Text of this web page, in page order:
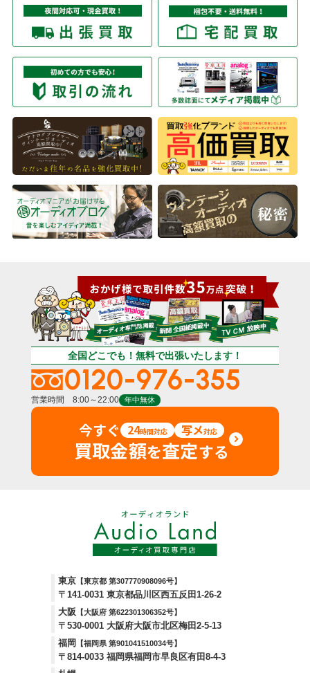
全国どこでも！無料で出張いたします！
0120-976-355
営業時間 8:00～22:00 年中無休
今すぐ 24時間対応 写メ対応
買取金額を査定する
東京 【東京都 第307770908096号】
〒141-0031 東京都品川区西五反田1-26-2
大阪
【大阪府 第622301306352号】
〒530-0001 大阪府大阪市北区梅田2-5-13
福岡
【福岡県 第901041510034号】
〒814-0033 福岡県福岡市早良区有田8-4-3